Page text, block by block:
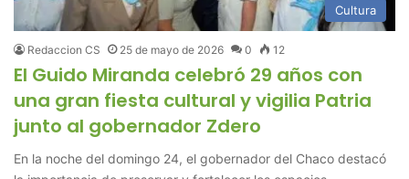
Cultura
Redaccion CS 25 de mayo de 2026 0 12
El Guido Miranda celebró 29 años con
una gran fiesta cultural y vigilia Patria
junto al gobernador Zdero
En la noche del domingo 24, el gobernador del Chaco destacó